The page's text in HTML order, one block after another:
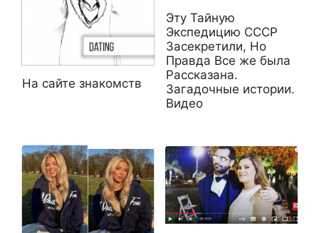
На сайте знакомств⁠⁠
Эту Тайную
Экспедицию СССР
Засекретили, Но
Правда Все же была
Рассказана.
Загадочные истории.
Видео